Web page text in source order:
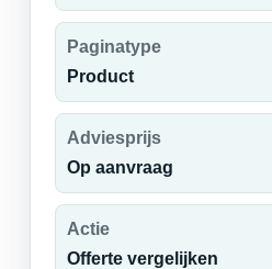
Paginatype
Product
Adviesprijs
Op aanvraag
Actie
Offerte vergelijken